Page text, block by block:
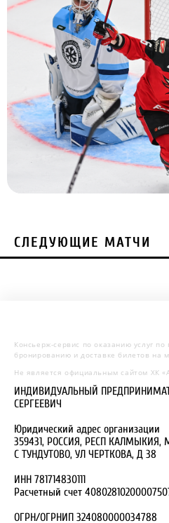
СЛЕДУЮЩИЕ МАТЧИ
Консьерж-сервис по оказанию услуг по
бронированию и доставке билетов на
Не является официальным сайтом ХК
ИНДИВИДУАЛЬНЫЙ
СЕРГЕЕВИЧ
Юридический адрес организации
359431, РОССИЯ, РЕСП КАЛМЫКИЯ,
С ТУНДУТОВО, УЛ ЧЕРТКОВА, Д 38
ИНН 781714830111
Расчетный счет
ОГРН/ОГРНИП 324080000034788